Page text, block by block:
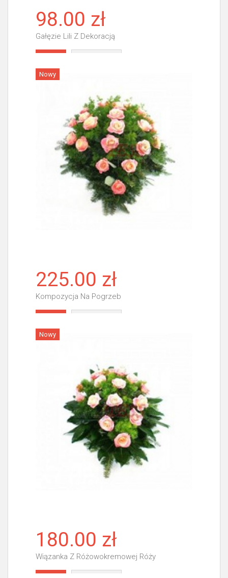
98.00 zł
Gałęzie Lili Z Dekoracją
Nowy
225.00 zł
Kompozycja Na Pogrzeb
Nowy
180.00 zł
Wiązanka Z Różowokremowej Róży